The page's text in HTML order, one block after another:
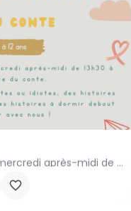
Viens nous rejoindre le mercredi après-midi de 13h30 à 15h à l’heure du conte. On y lit des histoires…